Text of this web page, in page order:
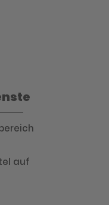
auf